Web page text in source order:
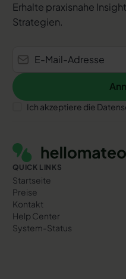
Erhalte praxisnahe
Strategien.
Anmelden
Ich akzeptiere die
QUICK LINKS
Startseite
Preise
Kontakt
Help Center
System-Status